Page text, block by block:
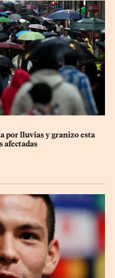
por lluvias y granizo esta
afectadas